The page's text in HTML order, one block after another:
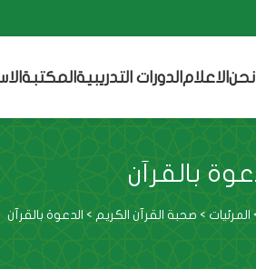
الاعلام الدورات التدريبية المكتبة
بالقرآن
المرئيات > صحبة القرآن الكريم > الدعوة بالقرآن